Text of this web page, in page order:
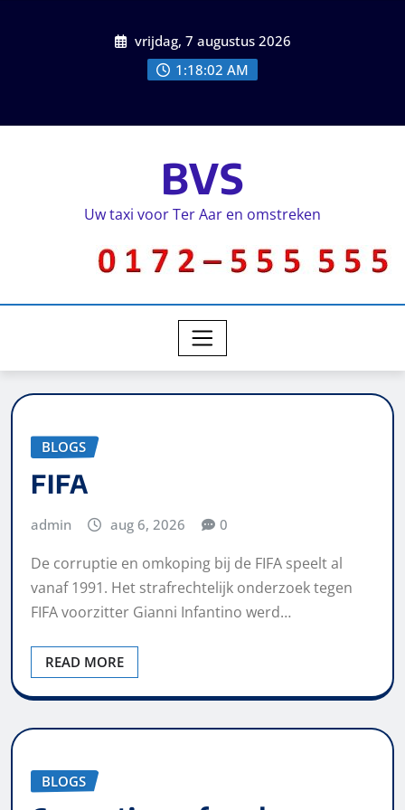
vrijdag, 7 augustus 2026
1:18:02 AM
BVS
Uw taxi voor Ter Aar en omstreken
BLOGS
FIFA
admin aug 6, 2026 0
De corruptie en omkoping bij de FIFA speelt al
vanaf 1991. Het strafrechtelijk onderzoek tegen
FIFA voorzitter Gianni Infantino werd…
READ MORE
BLOGS